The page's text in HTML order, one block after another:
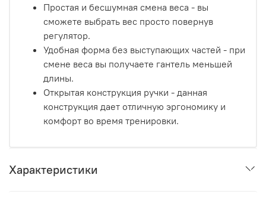
Простая и бесшумная смена веса - вы
сможете выбрать вес просто повернув
регулятор.
Удобная форма без выступающих частей - при
смене веса вы получаете гантель меньшей
длины.
Открытая конструкция ручки - данная
конструкция дает отличную эргономику и
комфорт во время тренировки.
Характеристики